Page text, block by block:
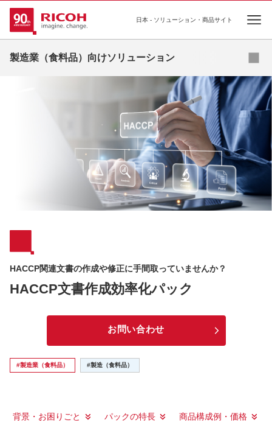
日本 - ソリューション・商品サイト
製造業（食料品）向けソリューション
補助金
HACCP関連文書の作成や修正に手間取っていませんか？
HACCP文書作成効率化パック
お問い合わせ
#製造業（食料品） #製造（食料品）
背景・お困りごと パックの特長 商品構成例・価格